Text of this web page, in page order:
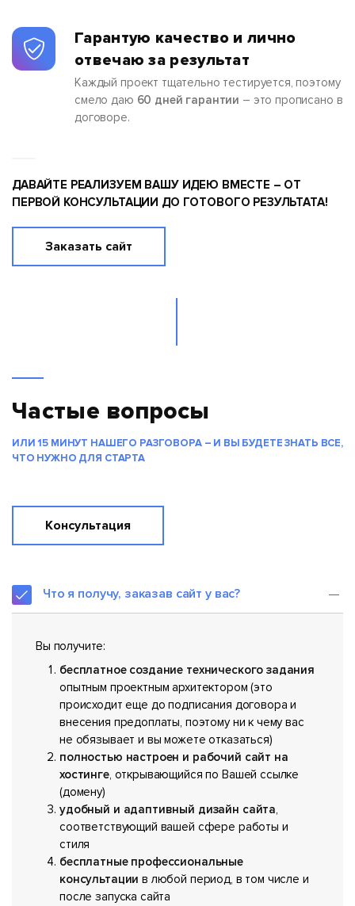
Гарантую качество и лично
отвечаю за результат
Каждый проект тщательно тестируется, поэтому
смело даю 60 дней гарантии – это прописано в
договоре.
ДАВАЙТЕ РЕАЛИЗУЕМ ВАШУ ИДЕЮ ВМЕСТЕ – ОТ
ПЕРВОЙ КОНСУЛЬТАЦИИ ДО ГОТОВОГО РЕЗУЛЬТАТА!
Заказать сайт
Частые вопросы
ИЛИ 15 МИНУТ НАШЕГО РАЗГОВОРА – И ВЫ БУДЕТЕ ЗНАТЬ ВСЕ,
ЧТО НУЖНО ДЛЯ СТАРТА
Консультация
Что я получу, заказав сайт у вас?
Вы получите:
бесплатное создание технического задания
опытным проектным архитектором (это
происходит еще до подписания договора и
внесения предоплаты, поэтому ни к чему вас
не обязывает и вы можете отказаться)
полностью настроен и рабочий сайт на
хостинге, открывающийся по Вашей ссылке
(домену)
удобный и адаптивный дизайн сайта,
соответствующий вашей сфере работы и
стиля
бесплатные профессиональные
консультации в любой период, в том числе и
после запуска сайта